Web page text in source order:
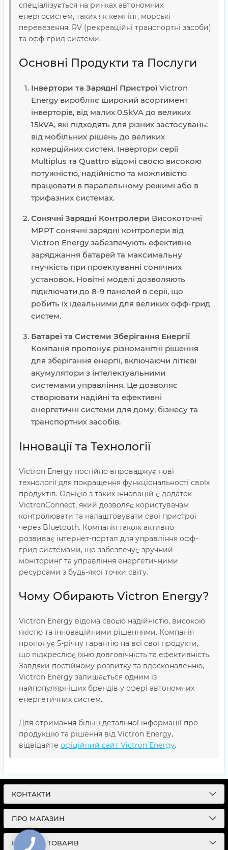
спеціалізується на ринках автономних
енергосистем, таких як кемпінг, морські
перевезення, RV (рекреаційні транспортні засоби)
та офф-грид системи.
Основні Продукти та Послуги
Інвертори та Зарядні Пристрої Victron
Energy виробляє широкий асортимент
інверторів, від малих 0.5kVA до великих
15kVA, які підходять для різних застосувань:
від мобільних рішень до великих
комерційних систем. Інвертори серії
Multiplus та Quattro відомі своєю високою
потужністю, надійністю та можливістю
працювати в паралельному режимі або в
трифазних системах​​​​.
Сонячні Зарядні Контролери Високоточні
MPPT сонячні зарядні контролери від
Victron Energy забезпечують ефективне
заряджання батарей та максимальну
гнучкість при проектуванні сонячних
установок. Новітні моделі дозволяють
підключати до 8-9 панелей в серії, що
робить їх ідеальними для великих офф-грид
систем​​.
Батареї та Системи Зберігання Енергії
Компанія пропонує різноманітні рішення
для зберігання енергії, включаючи літієві
акумулятори з інтелектуальними
системами управління. Це дозволяє
створювати надійні та ефективні
енергетичні системи для дому, бізнесу та
транспортних засобів.
Інновації та Технології
Victron Energy постійно впроваджує нові
технології для покращення функціональності своїх
продуктів. Однією з таких інновацій є додаток
VictronConnect, який дозволяє користувачам
контролювати та налаштовувати свої пристрої
через Bluetooth. Компанія також активно
розвиває інтернет-портал для управління офф-
грид системами, що забезпечує зручний
моніторинг та управління енергетичними
ресурсами з будь-якої точки світу​​.
Чому Обирають Victron Energy?
Victron Energy відома своєю надійністю, високою
якістю та інноваційними рішеннями. Компанія
пропонує 5-річну гарантію на всі свої продукти,
що підкреслює їхню довговічність та ефективність.
Завдяки постійному розвитку та вдосконаленню,
Victron Energy залишається одним із
найпопулярніших брендів у сфері автономних
енергетичних систем​​.
Для отримання більш детальної інформації про
продукцію та рішення від Victron Energy,
відвідайте офіційний сайт Victron Energy.
КОНТАКТИ
ПРО МАГАЗИН
КАТАЛОГ ТОВАРІВ